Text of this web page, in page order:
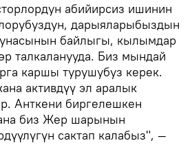
абийирсиз ишинин
дарыяларыбыздын
байлыгы, кылымдар
талкаланууда. Биз мындай
каршы турушубуз керек.
активдүү эл аралык
Анткени биргелешкен
биз Жер шарынын
сактап калабыз", —